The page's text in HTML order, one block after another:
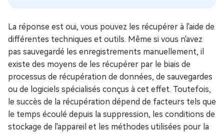
La réponse est oui, vous pouvez les récupérer à l'aide de
différentes techniques et outils. Même si vous n'avez
pas sauvegardé les enregistrements manuellement, il
existe des moyens de les récupérer par le biais de
processus de récupération de données, de sauvegardes
ou de logiciels spécialisés conçus à cet effet. Toutefois,
le succès de la récupération dépend de facteurs tels que
le temps écoulé depuis la suppression, les conditions de
stockage de l'appareil et les méthodes utilisées pour la